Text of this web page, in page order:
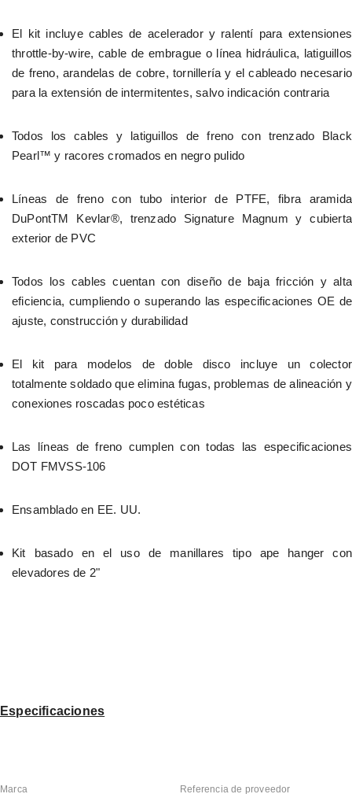
El kit incluye cables de acelerador y ralentí para extensiones
throttle-by-wire, cable de embrague o línea hidráulica, latiguillos
de freno, arandelas de cobre, tornillería y el cableado necesario
para la extensión de intermitentes, salvo indicación contraria
Todos los cables y latiguillos de freno con trenzado Black
Pearl™ y racores cromados en negro pulido
Líneas de freno con tubo interior de PTFE, fibra aramida
DuPontTM Kevlar®, trenzado Signature Magnum y cubierta
exterior de PVC
Todos los cables cuentan con diseño de baja fricción y alta
eficiencia, cumpliendo o superando las especificaciones OE de
ajuste, construcción y durabilidad
El kit para modelos de doble disco incluye un colector
totalmente soldado que elimina fugas, problemas de alineación y
conexiones roscadas poco estéticas
Las líneas de freno cumplen con todas las especificaciones
DOT FMVSS-106
Ensamblado en EE. UU.
Kit basado en el uso de manillares tipo ape hanger con
elevadores de 2"
Especificaciones
Marca Referencia de proveedor